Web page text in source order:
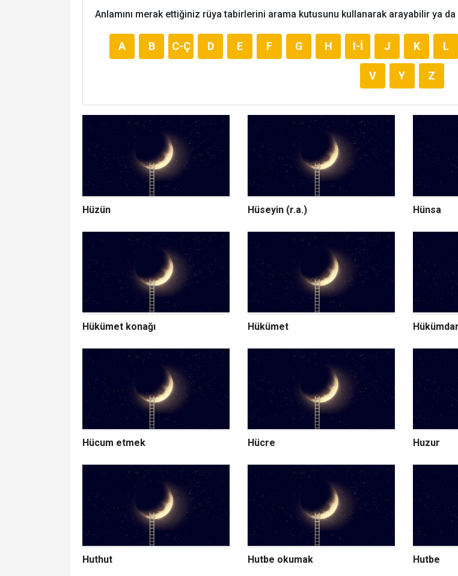
Anlamını merak ettiğiniz rüya tabirlerini arama kutusunu kullanarak arayabilir ya
A B C-Ç D E F G H I-İ J K L
V Y Z
Hüzün Hüseyin (r.a.) Hünsa
Hükümet konağı Hükümet Hükümdar
Hücum etmek Hücre Huzur
Huthut Hutbe okumak Hutbe